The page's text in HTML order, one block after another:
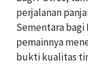
perjalanan
Sementara bagi
pemainnya
bukti kualitas